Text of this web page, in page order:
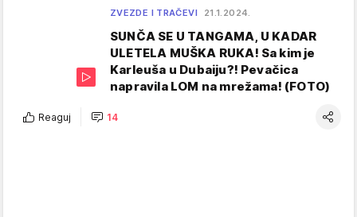
ZVEZDE I TRAČEVI 21.1.2024.
SUNČA SE U TANGAMA, U KADAR
ULETELA MUŠKA RUKA! Sa kim je
Karleuša u Dubaiju?! Pevačica
napravila LOM na mrežama! (FOTO)
Reaguj 14